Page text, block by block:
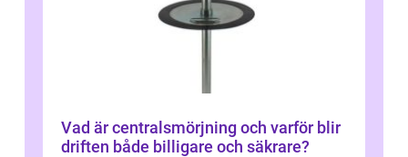
Vad är centralsmörjning och varför blir
driften både billigare och säkrare?